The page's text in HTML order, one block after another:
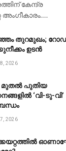
കേന്ദ്ര
അംഗീകാരം.…
തുറമുഖം;
ഉടൻ
2026
മുതൽ പുതിയ
‘വി-ടു-വി’
2026